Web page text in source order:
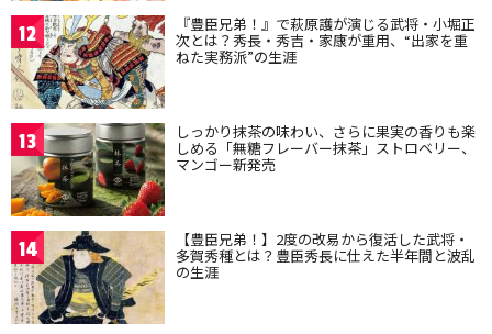
12 『豊臣兄弟！』で萩原護が演じる武将・小堀正
次とは？秀長・秀吉・家康が重用、“出家を重
ねた実務派”の生涯
13 しっかり抹茶の味わい、さらに果実の香りも楽
しめる「無糖フレーバー抹茶」ストロベリー、
マンゴー新発売
14 【豊臣兄弟！】2度の改易から復活した武将・
多賀秀種とは？豊臣秀長に仕えた半年間と波乱
の生涯